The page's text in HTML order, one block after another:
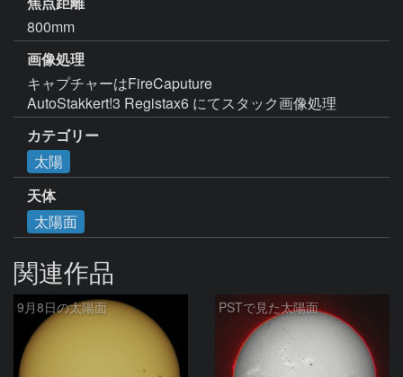
800mm
画像処理
キャプチャーはFireCaputure
AutoStakkert!3 Registax6 にてスタック画像処理
カテゴリー
太陽
天体
太陽面
関連作品
9月8日の太陽面 PSTで見た太陽面